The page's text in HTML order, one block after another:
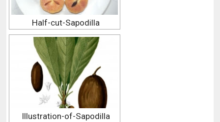
Half-cut-Sapodilla
Illustration-of-Sapodilla